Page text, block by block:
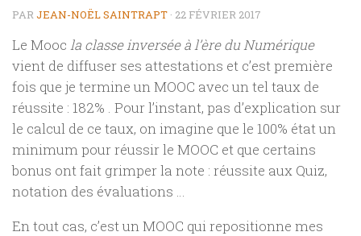
PARJEAN-NOËL SAINTRAPT · 22 FÉVRIER 2017
Le Mooc la classe inversée à l’ère du Numérique
vient de diffuser ses attestations et c’est première
fois que je termine un MOOC avec un tel taux de
réussite : 182% . Pour l’instant, pas d’explication sur
le calcul de ce taux, on imagine que le 100% état un
minimum pour réussir le MOOC et que certains
bonus ont fait grimper la note : réussite aux Quiz,
notation des évaluations …
En tout cas, c’est un MOOC qui repositionne mes